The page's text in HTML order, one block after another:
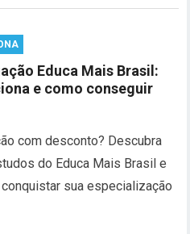
Educa Mais Brasil:
e como conseguir
com desconto? Descubra
do Educa Mais Brasil e
sua especialização